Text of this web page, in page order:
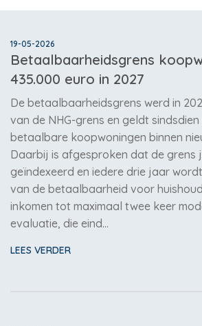
19-05-2026
Betaalbaarheidsgrens
435.000 euro in 2027
De betaalbaarheidsgrens werd in
van de NHG-grens en geldt
betaalbare koopwoningen binnen
Daarbij is afgesproken dat de grens
geïndexeerd en iedere drie jaar
van de betaalbaarheid voor
inkomen tot maximaal twee keer
evaluatie, die eind…
LEES VERDER